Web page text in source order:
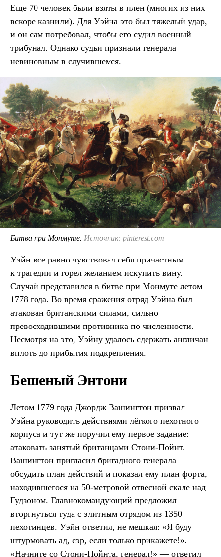
Еще 70 человек были взяты в плен (многих из них
вскоре казнили). Для Уэйна это был тяжелый удар,
и он сам потребовал, чтобы его судил военный
трибунал. Однако судьи признали генерала
невиновным в случившемся.
Битва при Монмуте. Источник: pinterest.com
Уэйн все равно чувствовал себя причастным
к трагедии и горел желанием искупить вину.
Случай представился в битве при Монмуте летом
1778 года. Во время сражения отряд Уэйна был
атакован британскими силами, сильно
превосходившими противника по численности.
Несмотря на это, Уэйну удалось сдержать англичан
вплоть до прибытия подкрепления.
Бешеный Энтони
Летом 1779 года Джордж Вашингтон призвал
Уэйна руководить действиями лёгкого пехотного
корпуса и тут же поручил ему первое задание:
атаковать занятый британцами Стони-Пойнт.
Вашингтон пригласил бригадного генерала
обсудить план действий и показал ему план форта,
находившегося на 50-метровой отвесной скале над
Гудзоном. Главнокомандующий предложил
вторгнуться туда с элитным отрядом из 1350
пехотинцев. Уэйн ответил, не мешкая: «Я буду
штурмовать ад, сэр, если только прикажете!».
«Начните со Стони-Пойнта, генерал!» — ответил